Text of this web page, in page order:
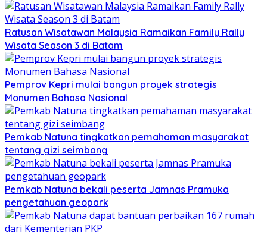
Ratusan Wisatawan Malaysia Ramaikan Family Rally
Wisata Season 3 di Batam
Pemprov Kepri mulai bangun proyek strategis
Monumen Bahasa Nasional
Pemkab Natuna tingkatkan pemahaman masyarakat
tentang gizi seimbang
Pemkab Natuna bekali peserta Jamnas Pramuka
pengetahuan geopark